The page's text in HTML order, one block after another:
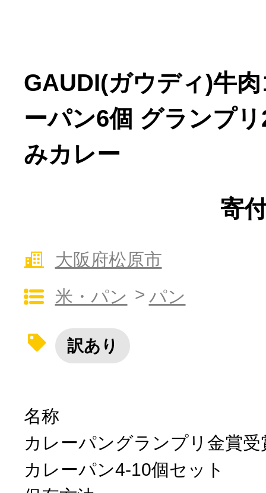
個人事業・フリーランス
自治体直営サイト特集
はじめるバイブルとは
よくあるご質問
GAUDI(ガウディ)牛
ーパン6個 グランプ
みカレー
寄
大阪府松原市
米・パン
パン
訳あり
名称
カレーパングランプリ金賞
カレーパン4-10個セット